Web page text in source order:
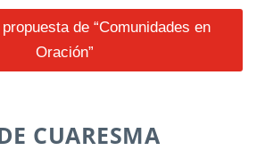
de “Comunidades en
Oración”
CUARESMA